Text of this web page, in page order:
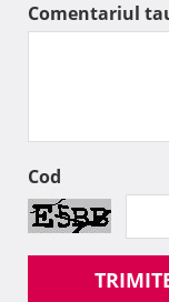
Comentariul
Cod